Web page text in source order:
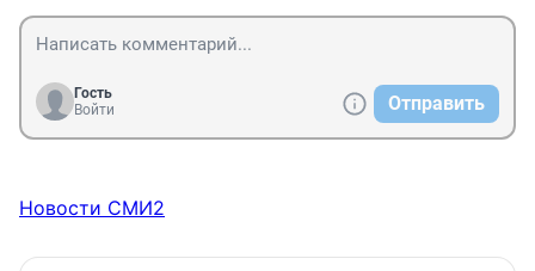
Гость
Войти
Отправить
Новости СМИ2